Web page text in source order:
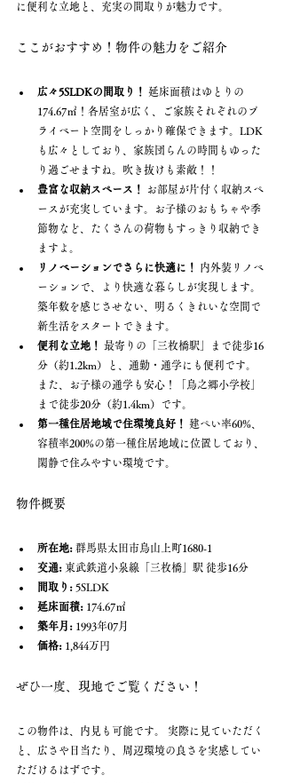
に便利な立地と、充実の間取りが魅力です。
ここがおすすめ！物件の魅力をご紹介
広々5SLDKの間取り！ 延床面積はゆとりの
174.67㎡！各居室が広く、ご家族それぞれのプ
ライベート空間をしっかり確保できます。LDK
も広々としており、家族団らんの時間もゆった
り過ごせますね。吹き抜けも素敵！！
豊富な収納スペース！
お部屋が片付く収納スペ
ースが充実しています。お子様のおもちゃや季
節物など、たくさんの荷物もすっきり収納でき
ますよ。
リノベーションでさらに快適に！
内外装リノベ
ーションで、より快適な暮らしが実現します。
築年数を感じさせない、明るくきれいな空間で
新生活をスタートできます。
便利な立地！ 最寄りの「三枚橋駅」まで徒歩16
分（約1.2km）と、通勤・通学にも便利です。
また、お子様の通学も安心！「鳥之郷小学校」
まで徒歩20分（約1.4km）です。
第一種住居地域で住環境良好！
建ぺい率60%、
容積率200%の第一種住居地域に位置しており、
閑静で住みやすい環境です。
物件概要
所在地: 群馬県太田市鳥山上町1680-1
交通: 東武鉄道小泉線「三枚橋」駅 徒歩16分
間取り: 5SLDK
延床面積: 174.67㎡
築年月: 1993年07月
価格: 1,844万円
ぜひ一度、現地でご覧ください！
この物件は、内見も可能です。 実際に見ていただく
と、広さや日当たり、周辺環境の良さを実感してい
ただけるはずです。